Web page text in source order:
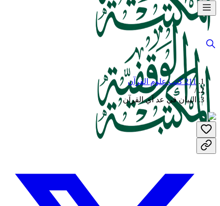
211 كتب علوم القرآن
/
البيان في عد آي القرآن